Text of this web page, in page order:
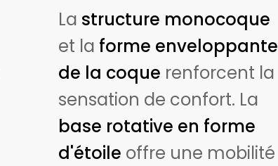
La structure monocoque
et la forme enveloppante
de la coque renforcent la
sensation de confort. La
base rotative en forme
d'étoile offre une mobilité